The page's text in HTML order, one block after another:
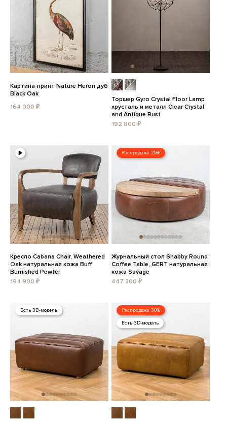
Картина-принт Nature Heron дуб
Black Oak
164 000 ₽
Торшер Gyro Crystal Floor Lamp
хрусталь и металл Clear Crystal
and Antique Rust
192 800 ₽
Кресло Cabana Chair, Weathered
Oak натуральная кожа Buff
Burnished Pewter
194 900 ₽
Распродажа 20%
Журнальный стол Shabby Round
Coffee Table, GERT натуральная
кожа Savage
447 300 ₽
Есть 3D-модель Распродажа 30%
Есть 3D-модель